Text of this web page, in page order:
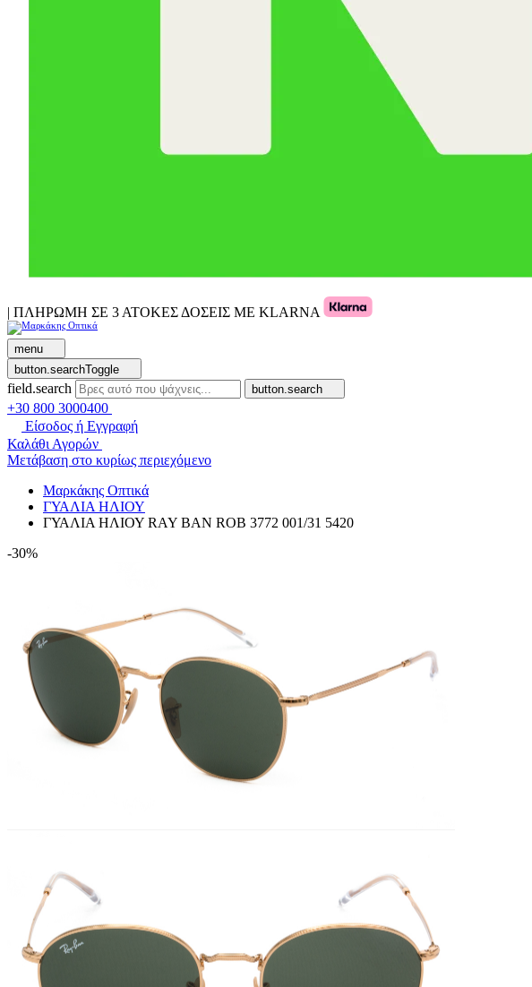
| ΠΛΗΡΩΜΗ ΣΕ 3 ΑΤΟΚΕΣ ΔΟΣΕΙΣ ΜΕ KLARNA
menu
button.searchToggle
field.search button.search
+30 800 3000400
Είσοδος ή Εγγραφή
Καλάθι Αγορών
Μετάβαση στο κυρίως περιεχόμενο
Μαρκάκης Οπτικά
ΓΥΑΛΙΑ ΗΛΙΟΥ
ΓΥΑΛΙΑ ΗΛΙΟΥ RAY BAN ROB 3772 001/31 5420
-30%